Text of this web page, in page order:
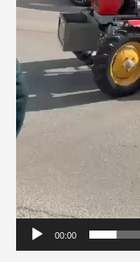
00:00